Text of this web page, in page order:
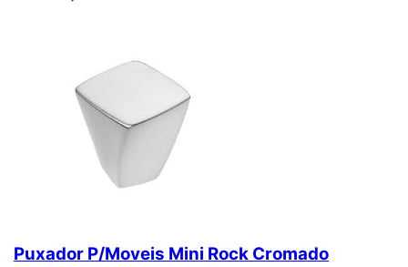
Puxador P/Moveis Mini Rock Cromado